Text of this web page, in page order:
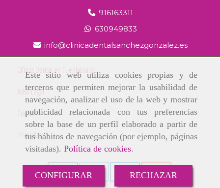
Este sitio web utiliza cookies propias y de
terceros que permiten mejorar la usabilidad de
navegación, analizar el uso de la web y mostrar
publicidad relacionada con tus preferencias
sobre la base de un perfil elaborado a partir de
tus hábitos de navegación (por ejemplo, páginas
visitadas). Política de cookies.
CONFIGURAR RECHAZAR
916163311
630949833
info
clinicadentalsanchezgonzalez.es
Clínica Dental en Fuenlabrada
Aviso Legal
Cookies
Privacidad